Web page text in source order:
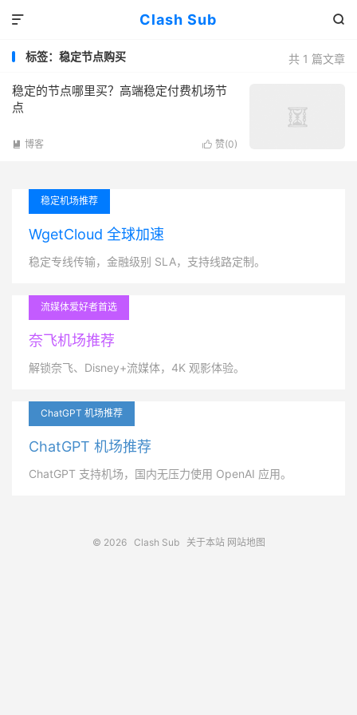
Clash Sub 

共 1 篇文章
标签：稳定节点购买
稳定的节点哪里买？高端稳定付费机场节
点
 赞(0)
 博客
稳定机场推荐
WgetCloud 全球加速
稳定专线传输，金融级别 SLA，支持线路定制。
流媒体爱好者首选
奈飞机场推荐
解锁奈飞、Disney+流媒体，4K 观影体验。
ChatGPT 机场推荐
ChatGPT 机场推荐
ChatGPT 支持机场，国内无压力使用 OpenAI 应用。
© 2026 Clash Sub 关于本站 网站地图